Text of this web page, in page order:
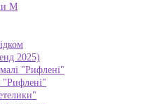
М
2025)
"Рифлені"
"Рифлені"